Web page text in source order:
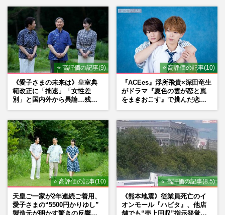
⭐ 高評価の記事(9)
《愛子さまの未来は》皇室典
範改正に「拙速」「女性差
別」と国内外から異論…残さ
⭐ 高評価の記事(10)
『ACEes』浮所飛貴×深田竜生
がドラマ『夏色の雲が恋と嵐
をまきおこす』で挑んだ恋人
⭐ 高評価の記事(10)
天皇ご一家が2年連続ご着用、
愛子さまの“5500円かりゆし”
⭐ 高評価の記事(8.5)
《熊本地震》従業員死亡のイ
オンモール『ハビタ』、他店